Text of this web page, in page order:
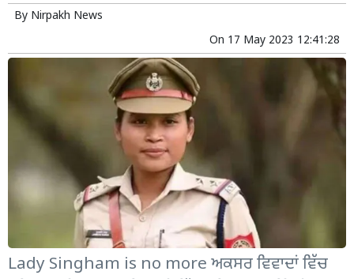
By Nirpakh News
On 17 May 2023 12:41:28
Lady Singham is no more ਅਕਸਰ ਵਿਵਾਦਾਂ ਵਿੱਚ